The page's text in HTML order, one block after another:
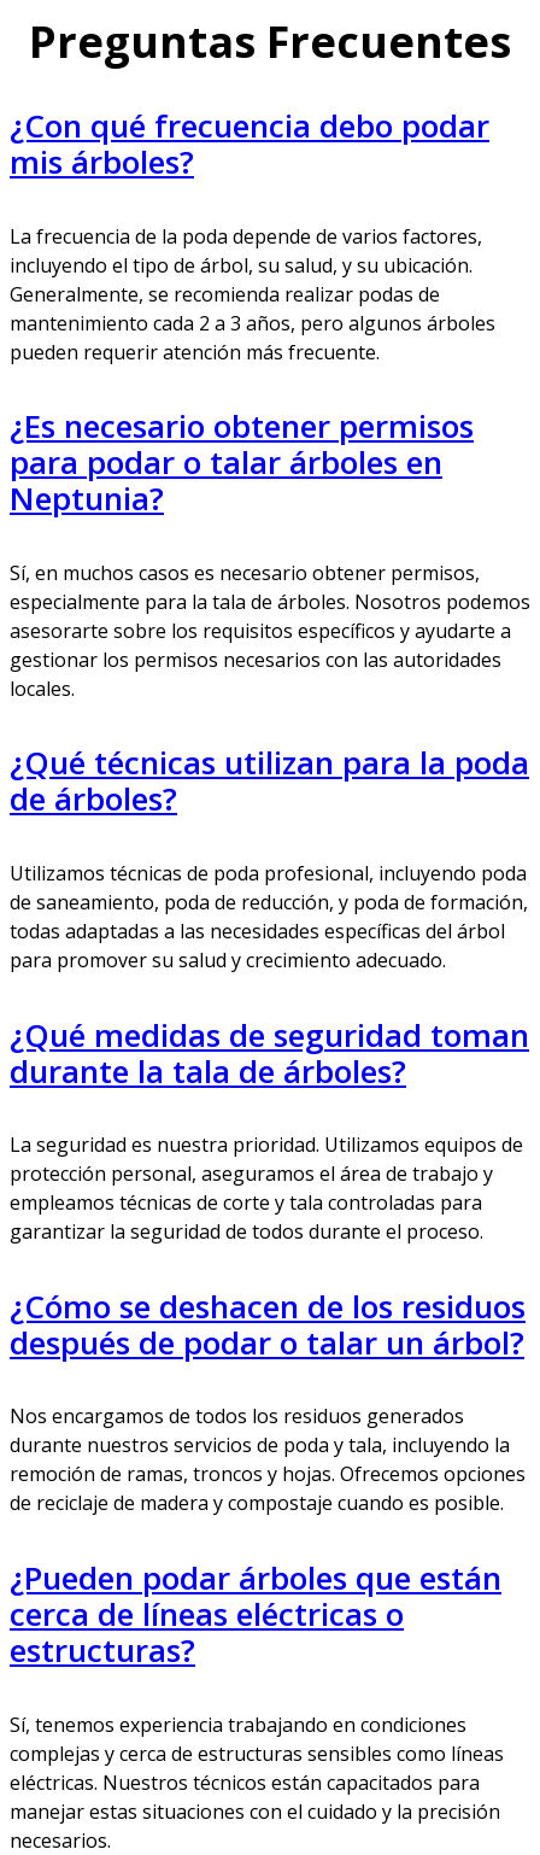
Preguntas Frecuentes
¿Con qué frecuencia debo podar
mis árboles?
La frecuencia de la poda depende de varios factores,
incluyendo el tipo de árbol, su salud, y su ubicación.
Generalmente, se recomienda realizar podas de
mantenimiento cada 2 a 3 años, pero algunos árboles
pueden requerir atención más frecuente.
¿Es necesario obtener permisos
para podar o talar árboles en
Neptunia?
Sí, en muchos casos es necesario obtener permisos,
especialmente para la tala de árboles. Nosotros podemos
asesorarte sobre los requisitos específicos y ayudarte a
gestionar los permisos necesarios con las autoridades
locales.
¿Qué técnicas utilizan para la poda
de árboles?
Utilizamos técnicas de poda profesional, incluyendo poda
de saneamiento, poda de reducción, y poda de formación,
todas adaptadas a las necesidades específicas del árbol
para promover su salud y crecimiento adecuado.
¿Qué medidas de seguridad toman
durante la tala de árboles?
La seguridad es nuestra prioridad. Utilizamos equipos de
protección personal, aseguramos el área de trabajo y
empleamos técnicas de corte y tala controladas para
garantizar la seguridad de todos durante el proceso.
¿Cómo se deshacen de los residuos
después de podar o talar un árbol?
Nos encargamos de todos los residuos generados
durante nuestros servicios de poda y tala, incluyendo la
remoción de ramas, troncos y hojas. Ofrecemos opciones
de reciclaje de madera y compostaje cuando es posible.
¿Pueden podar árboles que están
cerca de líneas eléctricas o
estructuras?
Sí, tenemos experiencia trabajando en condiciones
complejas y cerca de estructuras sensibles como líneas
eléctricas. Nuestros técnicos están capacitados para
manejar estas situaciones con el cuidado y la precisión
necesarios.